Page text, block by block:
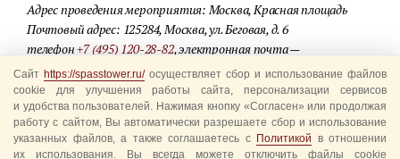
Для СМИ
Где купить билеты
Акции
Вопрос-ответ
Адрес проведения мероприятия: Москва, Красная площадь
Почтовый адрес: 125284, Москва, ул. Беговая, д. 6
телефон+7 (495) 120-28-82, электронная почта —
info@spasstower.ru
© 2009-2025 Официальный сайт фестиваля «Спасская башня»
Разработка сайта —студия «Сибирикс»
Сайт https://spasstower.ru/осуществляет сбор и использование файлов
cookie для улучшения работы сайта, персонализации сервисов
и удобства пользователей. Нажимая кнопку «Согласен» или продолжая
работу с сайтом, Вы автоматически разрешаете сбор и использование
указанных файлов, а также соглашаетесь с Политикой в отношении
их использования. Вы всегда можете отключить файлы cookie